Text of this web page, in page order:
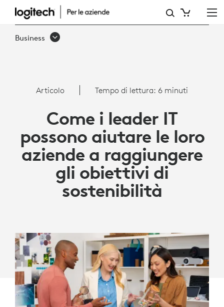
ARTICOLO:
COME
POSSONO
RAGGIUNGERE
OBIETTIVI
SOSTENIBILITÀ
Business
Articolo Tempo di lettura: 6 minuti
Come i leader IT
possono aiutare le loro
aziende a raggiungere
gli obiettivi di
sostenibilità